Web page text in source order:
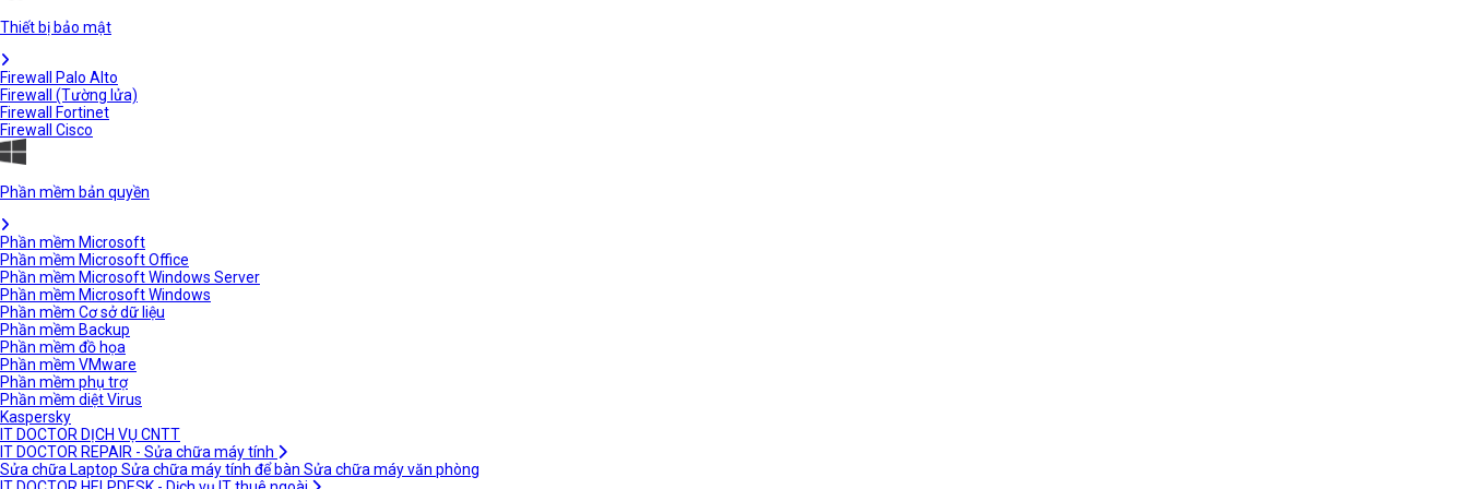
Thiết bị bảo mật
Firewall Palo Alto
Firewall (Tường lửa)
Firewall Fortinet
Firewall Cisco
Phần mềm bản quyền
Phần mềm Microsoft
Phần mềm Microsoft Office
Phần mềm Microsoft Windows Server
Phần mềm Microsoft Windows
Phần mềm Cơ sở dữ liệu
Phần mềm Backup
Phần mềm đồ họa
Phần mềm VMware
Phần mềm phụ trợ
Phần mềm diệt Virus
Kaspersky
IT DOCTOR DỊCH VỤ CNTT
IT DOCTOR REPAIR - Sửa chữa máy tính
Sửa chữa Laptop Sửa chữa máy tính để bàn Sửa chữa máy văn phòng